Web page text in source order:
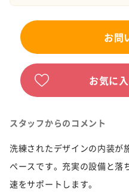
お問
お気に
スタッフからのコメント
洗練されたデザインの内装が
ペースです。充実の設備と落
速をサポートします。